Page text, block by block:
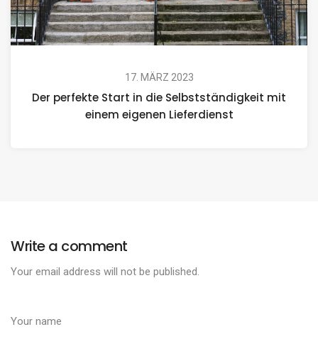
17. MÄRZ 2023
Der perfekte Start in die Selbstständigkeit mit
einem eigenen Lieferdienst
Write a comment
Your email address will not be published.
Your name